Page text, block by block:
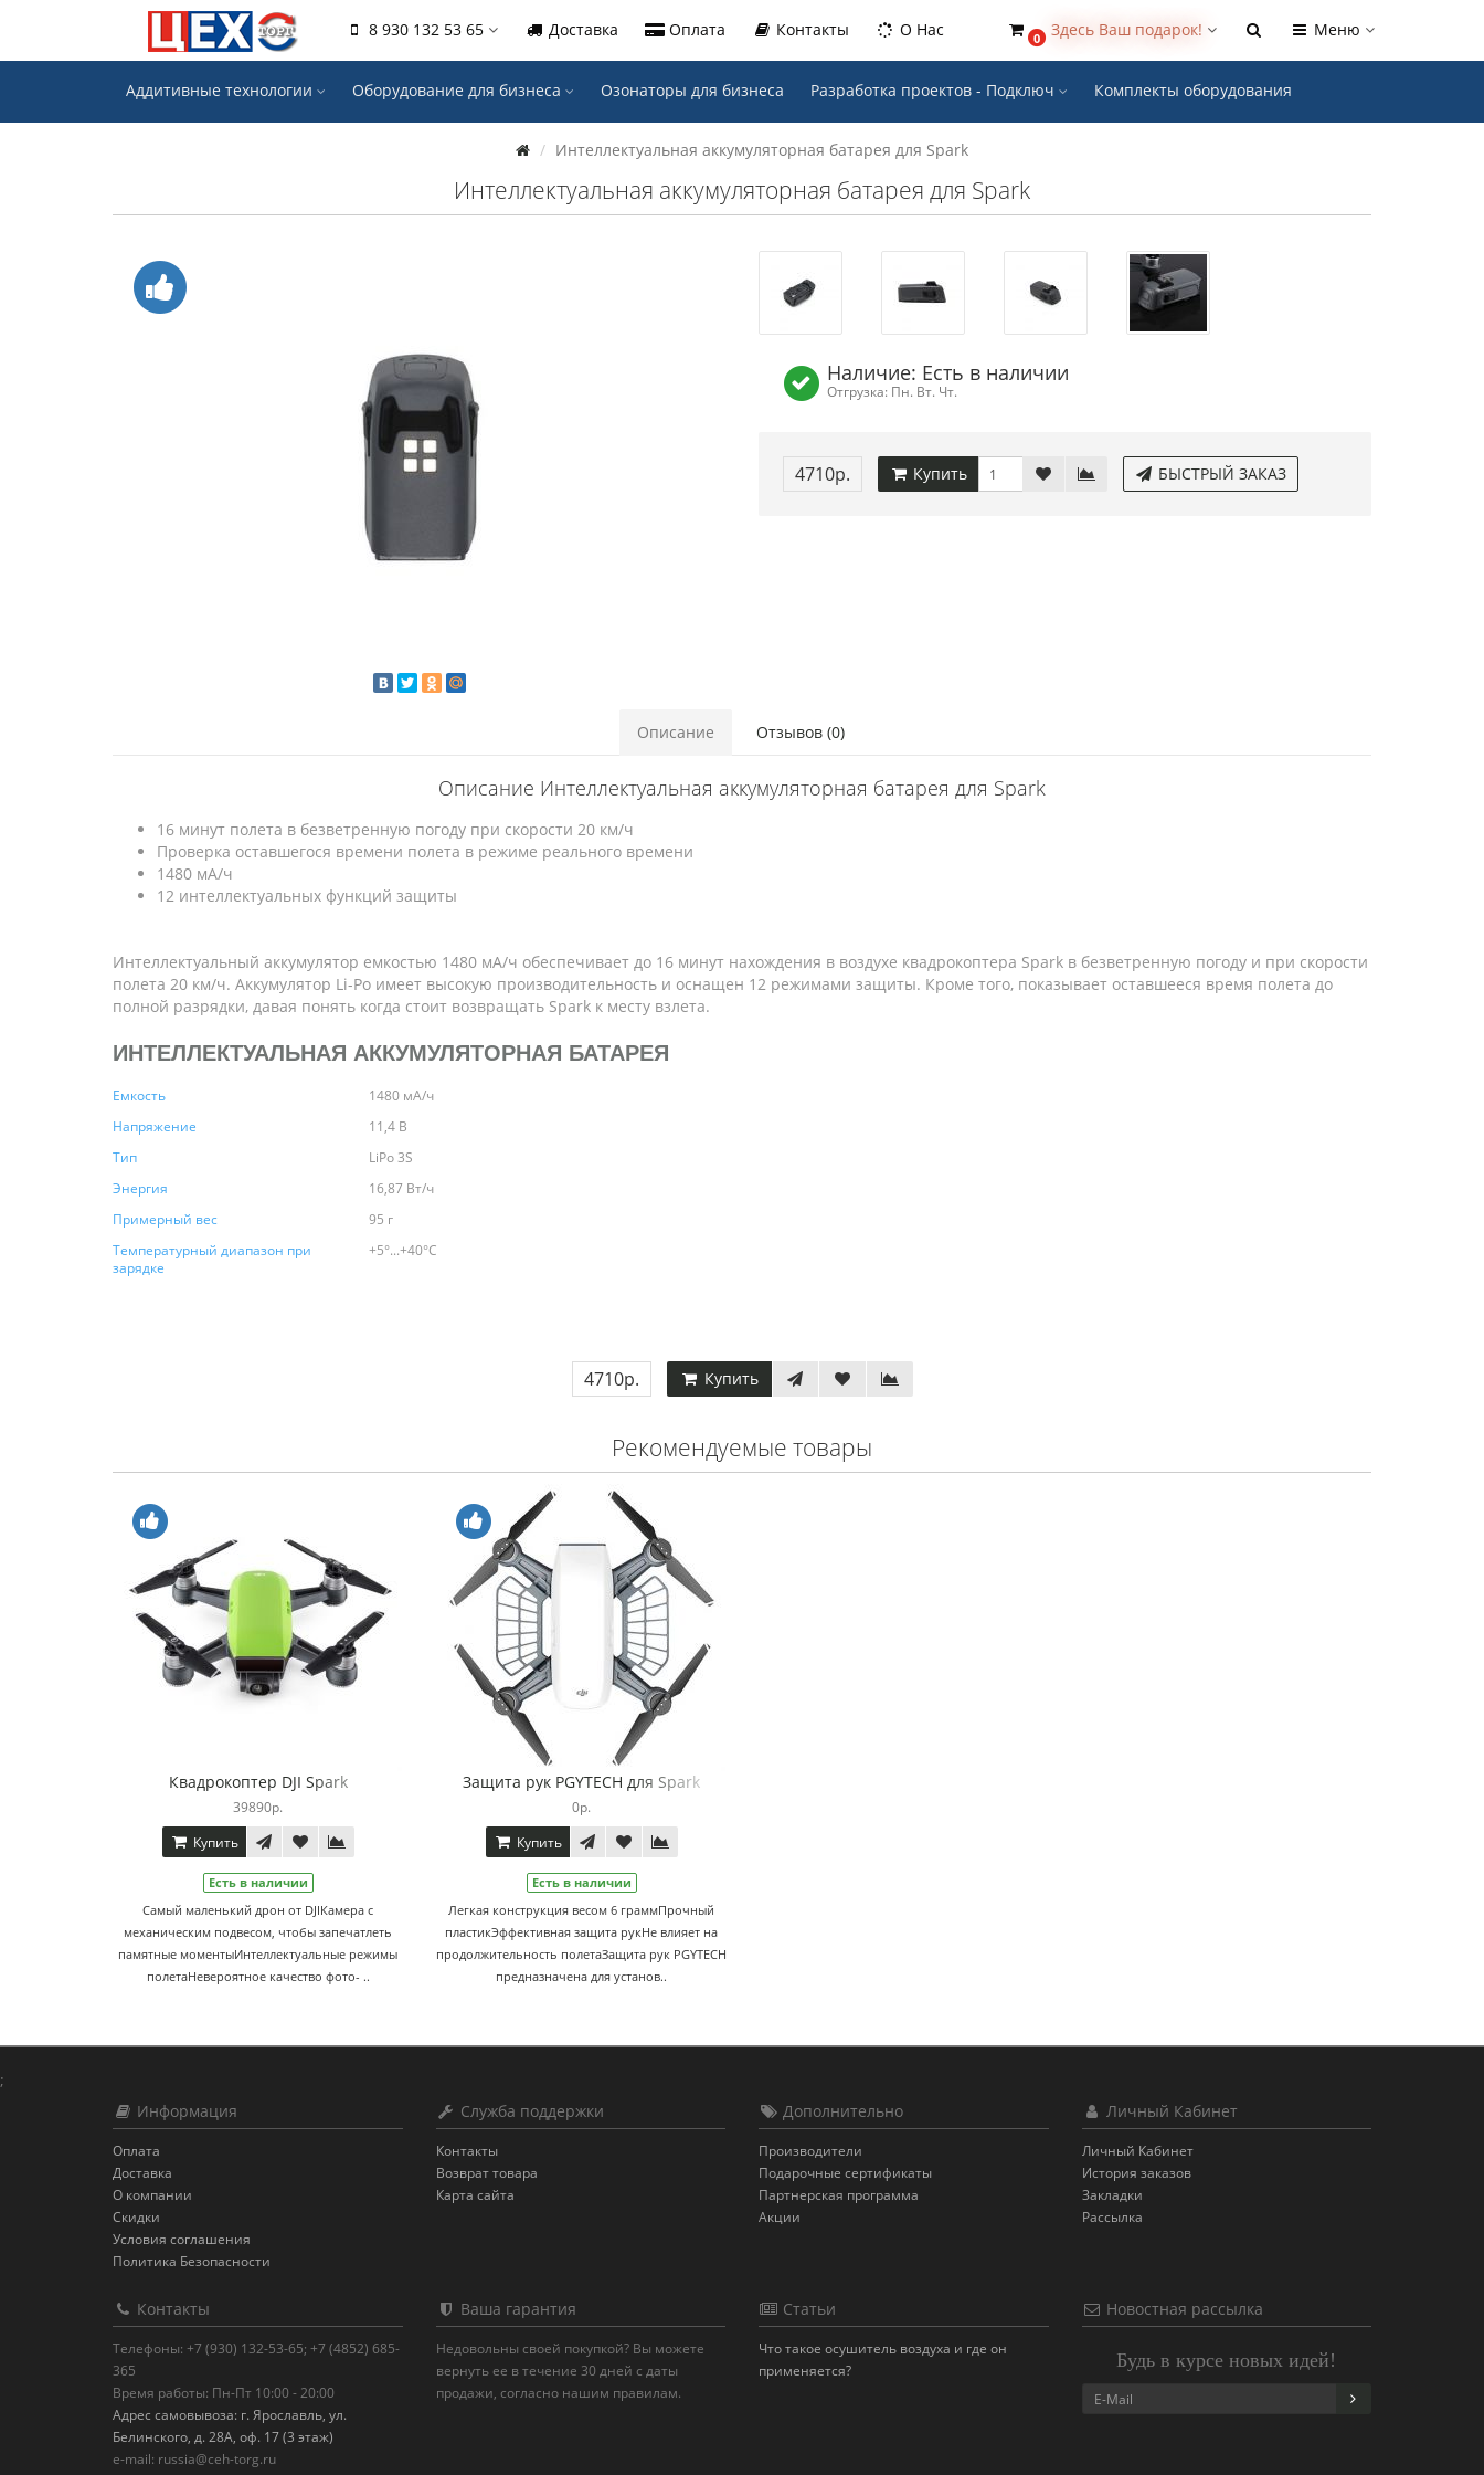
8 930 132 53 65 Доставка Оплата Контакты О Нас 0 Здесь Ваш подарок! Меню
Аддитивные технологии Оборудование для бизнеса Озонаторы для бизнеса Разработка проектов - Подключ Комплекты оборудования
Интеллектуальная аккумуляторная батарея для Spark
Интеллектуальная аккумуляторная батарея для Spark
Наличие: Есть в наличии
Отгрузка: Пн. Вт. Чт.
4710р. Купить БЫСТРЫЙ ЗАКАЗ
Описание Отзывов (0)
Описание Интеллектуальная аккумуляторная батарея для Spark
16 минут полета в безветренную погоду при скорости 20 км/ч
Проверка оставшегося времени полета в режиме реального времени
1480 мА/ч
12 интеллектуальных функций защиты
Интеллектуальный аккумулятор емкостью 1480 мА/ч обеспечивает до 16 минут нахождения в воздухе квадрокоптера Spark в безветренную погоду и при скорости
полета 20 км/ч. Аккумулятор Li-Po имеет высокую производительность и оснащен 12 режимами защиты. Кроме того, показывает оставшееся время полета до
полной разрядки, давая понять когда стоит возвращать Spark к месту взлета.
ИНТЕЛЛЕКТУАЛЬНАЯ АККУМУЛЯТОРНАЯ БАТАРЕЯ
Емкость
1480 мА/ч
Напряжение
11,4 В
Тип
LiPo 3S
Энергия
16,87 Вт/ч
Примерный вес
95 г
Температурный диапазон при
зарядке
+5°...+40°C
4710р. Купить
Рекомендуемые товары
Квадрокоптер DJI Spark
39890р.
Купить
Есть в наличии
Самый маленький дрон от DJIКамера с
механическим подвесом, чтобы запечатлеть
памятные моментыИнтеллектуальные режимы
полетаНевероятное качество фото- ..
Защита рук PGYTECH для Spark
0р.
Купить
Есть в наличии
Легкая конструкция весом 6 граммПрочный
пластикЭффективная защита рукНе влияет на
продолжительность полетаЗащита рук PGYTECH
предназначена для установ..
;
Информация
Оплата
Доставка
О компании
Скидки
Условия соглашения
Политика Безопасности
Служба поддержки
Контакты
Возврат товара
Карта сайта
Дополнительно
Производители
Подарочные сертификаты
Партнерская программа
Акции
Личный Кабинет
Личный Кабинет
История заказов
Закладки
Рассылка
Контакты
Телефоны: +7 (930) 132-53-65; +7 (4852) 685-
365
Время работы: Пн-Пт 10:00 - 20:00
Адрес самовывоза: г. Ярославль, ул.
Белинского, д. 28А, оф. 17 (3 этаж)
e-mail: russia@ceh-torg.ru
Ваша гарантия
Недовольны своей покупкой? Вы можете
вернуть ее в течение 30 дней с даты
продажи, согласно нашим правилам.
Статьи
Что такое осушитель воздуха и где он
применяется?
Новостная рассылка
Будь в курсе новых идей!